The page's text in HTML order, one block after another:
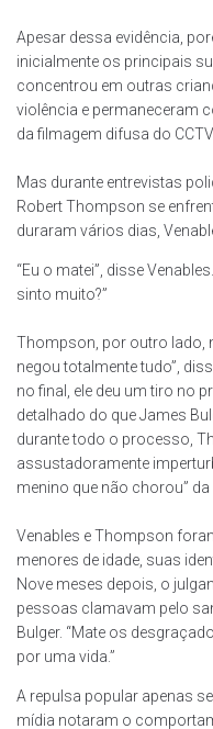
Apesar dessa evidência,
inicialmente os principais
concentrou em outras
violência e permaneceram
da filmagem difusa do
Mas durante entrevistas
Robert Thompson se
duraram vários dias,
“Eu o matei”, disse
sinto muito?”
Thompson, por outro lado,
negou totalmente tudo”,
no final, ele deu um tiro no
detalhado do que James
durante todo o processo,
assustadoramente
menino que não chorou” da
Venables e Thompson
menores de idade, suas
Nove meses depois, o
pessoas clamavam pelo
Bulger. “Mate os
por uma vida.”
A repulsa popular apenas
mídia notaram o